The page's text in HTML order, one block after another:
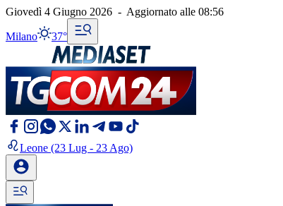
Giovedì 4 Giugno 2026 - Aggiornato alle 08:56
Milano 37°
Leone (23 Lug - 23 Ago)